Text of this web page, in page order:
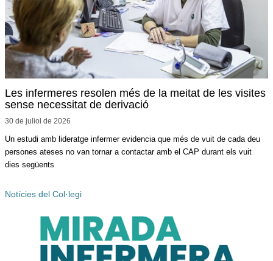
Les infermeres resolen més de la meitat de les visites
sense necessitat de derivació
30 de juliol de 2026
Un estudi amb lideratge infermer evidencia que més de vuit de cada deu
persones ateses no van tornar a contactar amb el CAP durant els vuit
dies següents
Notícies del Col·legi